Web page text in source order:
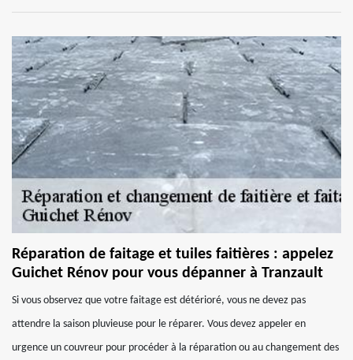
Réparation de faitage et tuiles faitières : appelez
Guichet Rénov pour vous dépanner à Tranzault
Si vous observez que votre faitage est détérioré, vous ne devez pas
attendre la saison pluvieuse pour le réparer. Vous devez appeler en
urgence un couvreur pour procéder à la réparation ou au changement des